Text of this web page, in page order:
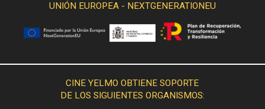
UNIÓN EUROPEA - NEXTGENERATIONEU
CINE YELMO OBTIENE SOPORTE
DE LOS SIGUIENTES ORGANISMOS: